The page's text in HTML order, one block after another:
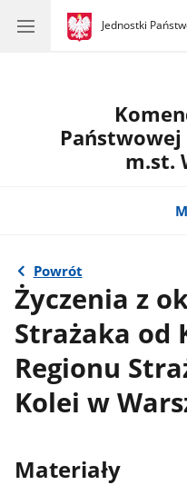
gov.pl
Jednostki
gov.pl
Jednostki
Państwowej
m.st.
Powrót
Życzenia z
Strażaka od
Regionu
Kolei w
Materiały